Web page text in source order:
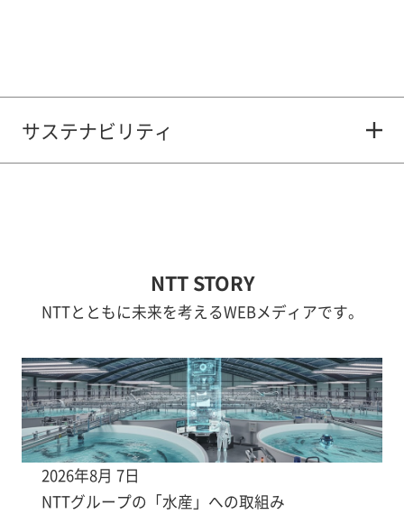
サステナビリティ
NTT STORY
NTTとともに未来を考えるWEBメディアです。
2026年8月 7日
NTTグループの「水産」への取組み